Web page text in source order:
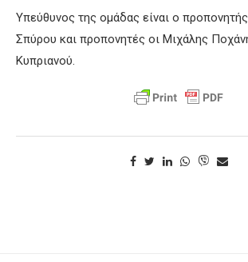
Υπεύθυνος της ομάδας είναι ο
Σπύρου και προπονητές οι Μιχάλης
Κυπριανού.